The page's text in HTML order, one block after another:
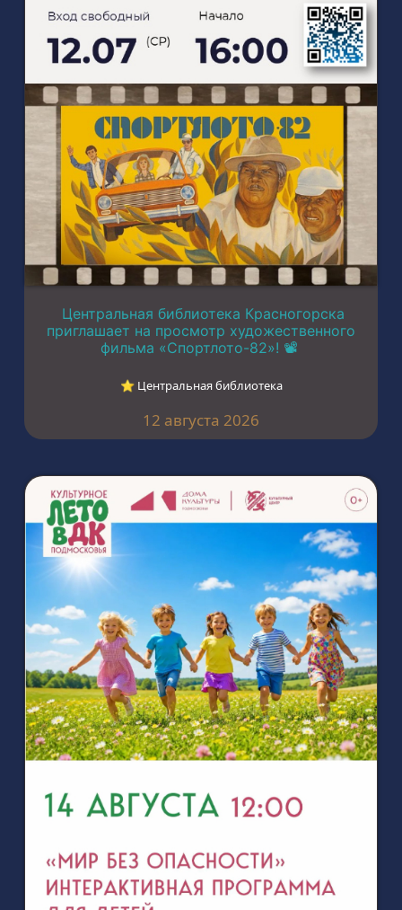
Центральная библиотека Красногорска
приглашает на просмотр художественного
фильма «Спортлото-82»! 📽️
⭐︎ Центральная библиотека
12 августа 2026